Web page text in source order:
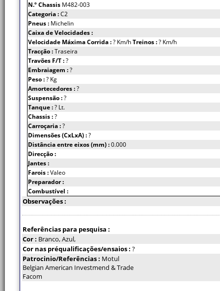
N.º Chassis M482-003
Categoria :C2
Pneus : Michelin
Caixa de Velocidades :
Velocidade Máxima Corrida :? Km/hTreinos :? Km/h
Tracção :Traseira
Travões F/T :?
Embraiagem :?
Peso :? Kg
Amortecedores :?
Suspensão :?
Tanque :? Lt.
Chassis :?
Carroçaria :?
Dimensões (CxLxA) :?
Distância entre eixos (mm) :0.000
Direcção :
Jantes :
Farois :Valeo
Preparador :
Combustível :
Observações :
Referências para pesquisa :
Cor : Branco, Azul,
Cor nas préqualificações/ensaios : ?
Patrocinio/Referências : Motul
Belgian American Investmend & Trade
Facom